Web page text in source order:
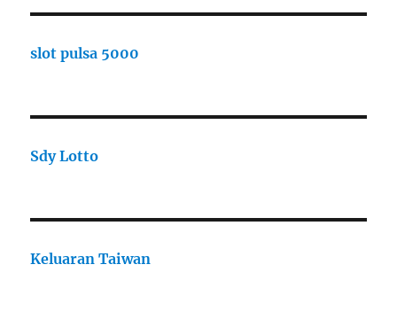
slot pulsa 5000
Sdy Lotto
Keluaran Taiwan